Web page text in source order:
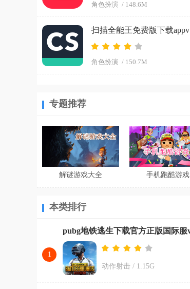
角色扮演 / 148.6M
角色扮演 / 150.7M
专题推荐
解谜游戏大全 手机跑酷游戏
本类排行
1
动作射击 / 1.15G